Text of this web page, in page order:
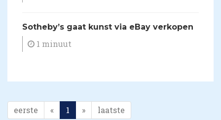
Sotheby’s gaat kunst via eBay verkopen
1 minuut
eerste « 1 » laatste